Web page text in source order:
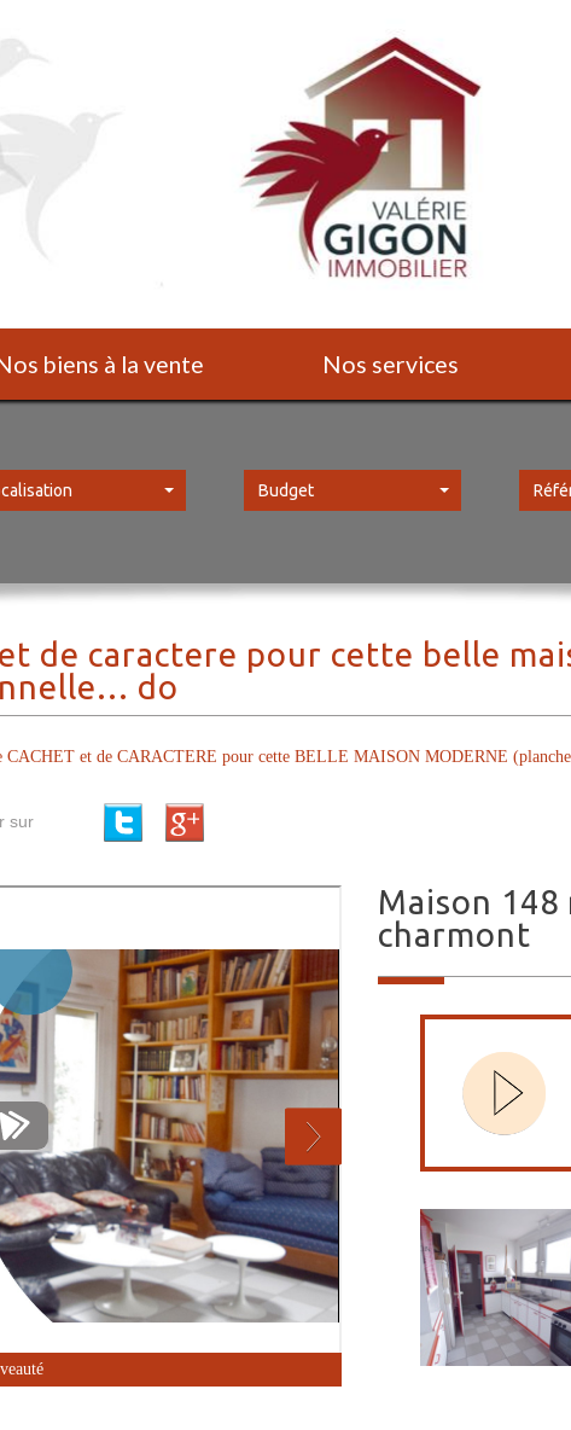
Nos biens à la vente Nos services
Budget
de caractere pour cette belle
do
CACHET et de CARACTERE pour cette BELLE MAISON MODERNE
sur
maison 148 m² - 7 pièces - grand-
charmont